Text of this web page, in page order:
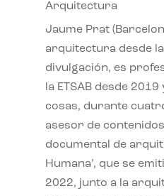
Arquitectura
Jaume Prat
arquitectura desde
divulgación, es
la ETSAB desde
cosas, durante
asesor de
documental de
Humana’, que se
2022, junto a la